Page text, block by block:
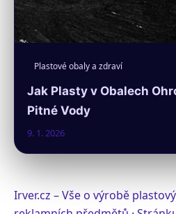
Plastové obaly a zdraví
Jak Plasty v Obalech
Pitné Vody
9. 1. 2026
Irver.cz – Vše o výrobě